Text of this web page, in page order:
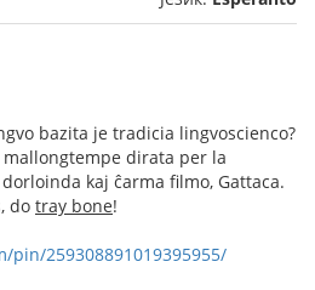
bazita je tradicia lingvoscienco?
mallongtempe dirata per la
kaj ĉarma filmo, Gattaca.
do tray bone!
259308891019395955/